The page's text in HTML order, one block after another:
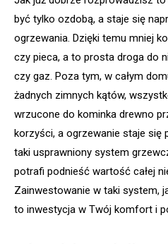
być tylko ozdobą, a staje się
ogrzewania. Dzięki temu mniej
czy pieca, a to prosta droga do
czy gaz. Poza tym, w całym
żadnych zimnych kątów,
wrzucone do kominka drewno
korzyści, a ogrzewanie staje się
taki usprawniony system
potrafi podnieść wartość całej
Zainwestowanie w taki system,
to inwestycja w Twój komfort i